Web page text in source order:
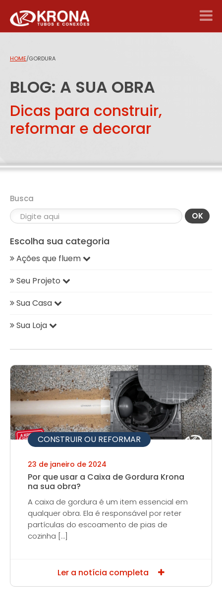
HOME/GORDURA
BLOG: A SUA OBRA
Dicas para construir,
reformar e decorar
Busca
OK
CONSTRUIR OU REFORMAR
23 de janeiro de 2024
Por que usar a Caixa de Gordura Krona
na sua obra?
A caixa de gordura é um item essencial em
qualquer obra. Ela é responsável por reter
partículas do escoamento de pias de
cozinha […]
Ler a notícia completa
Escolha sua categoria
Ações que fluem
Seu Projeto
Sua Casa
Sua Loja